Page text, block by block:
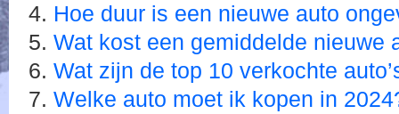
Hoe duur is een nieuwe auto
Wat kost een gemiddelde nieuwe
Wat zijn de top 10 verkochte
Welke auto moet ik kopen in